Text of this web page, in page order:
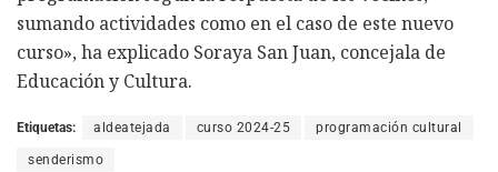
sumando actividades como en el caso de este nuevo
curso», ha explicado Soraya San Juan, concejala de
Educación y Cultura.
Etiquetas: aldeatejada curso 2024-25 programación cultural
senderismo